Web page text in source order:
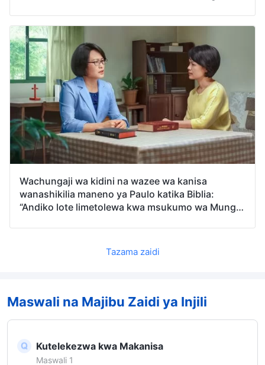
uweza. Katika Biblia kuna maneno mengi ya
Mungu na ushuhuda mwingi wa uzoefu wa
mwanadamu; inaweza kuyakimu maisha ya
mwanadamu na kuwa na manufaa sana kwa
mwanadamu, hivyo kile ninachopenda kufuatilia
ni, kwa kweli tunaweza kupata uzima wa milele
kwa kusoma Biblia? Kweli hakuna njia ya uzima
wa milele katika Biblia?
Wachungaji wa kidini na wazee wa kanisa
wanashikilia maneno ya Paulo katika Biblia:
“Andiko lote limetolewa kwa msukumo wa Mungu”
unasema kwamba maneno ya Biblia si maneno ya
Mungu kabisa, kwa hiyo haya yote yanamaanisha
Tazama zaidi
Maswali na Majibu Zaidi ya Injili
Kutelekezwa kwa Makanisa
Maswali 1